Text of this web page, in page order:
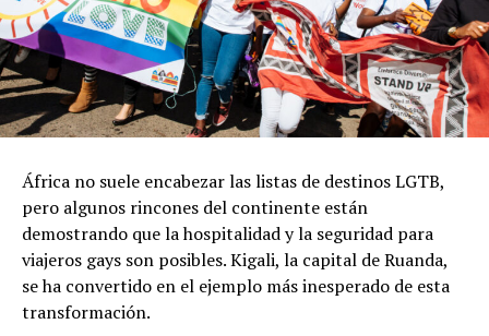
África no suele encabezar las listas de destinos LGTB,
pero algunos rincones del continente están
demostrando que la hospitalidad y la seguridad para
viajeros gays son posibles. Kigali, la capital de Ruanda,
se ha convertido en el ejemplo más inesperado de esta
transformación.